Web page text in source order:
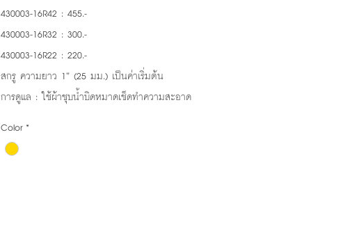
430003-16R42 : 455.-
430003-16R32 : 300.-
430003-16R22 : 220.-
สกรู ความยาว 1” (25 มม.) เป็นค่าเริ่มต้น
การดูแล : ใช้ผ้าชุบน้ำบิดหมาดเช็ดทำความสะอาด
Color*